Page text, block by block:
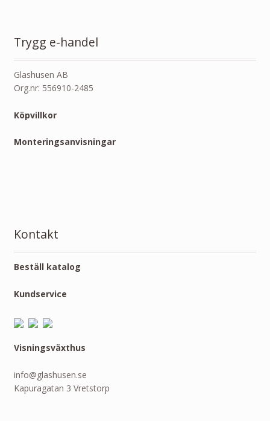
Trygg e-handel
Glashusen AB
Org.nr: 556910-2485
Köpvillkor
Monteringsanvisningar
Kontakt
Beställ katalog
Kundservice
Visningsväxthus
info@glashusen.se
Kapuragatan 3 Vretstorp